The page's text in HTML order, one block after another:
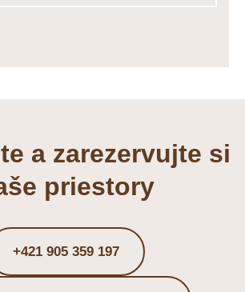
a zarezervujte si
priestory
+421 905 359 197